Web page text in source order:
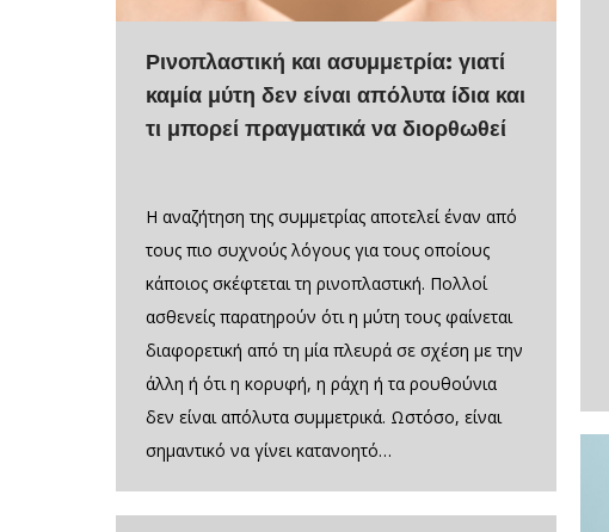
Ρινοπλαστική και ασυμμετρία: γιατί
καμία μύτη δεν είναι απόλυτα ίδια και
τι μπορεί πραγματικά να διορθωθεί
Η αναζήτηση της συμμετρίας αποτελεί έναν από
τους πιο συχνούς λόγους για τους οποίους
κάποιος σκέφτεται τη ρινοπλαστική. Πολλοί
ασθενείς παρατηρούν ότι η μύτη τους φαίνεται
διαφορετική από τη μία πλευρά σε σχέση με την
άλλη ή ότι η κορυφή, η ράχη ή τα ρουθούνια
δεν είναι απόλυτα συμμετρικά. Ωστόσο, είναι
σημαντικό να γίνει κατανοητό…